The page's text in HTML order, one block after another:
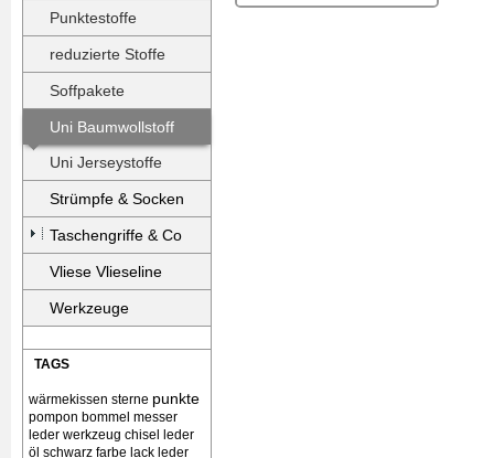
Punktestoffe
reduzierte Stoffe
Soffpakete
Uni Baumwollstoff
Uni Jerseystoffe
Strümpfe & Socken
Taschengriffe & Co
Vliese Vlieseline
Werkzeuge
TAGS
wärmekissen sterne punkte
pompon bommel messer
leder werkzeug chisel
leder
öl schwarz farbe lack leder